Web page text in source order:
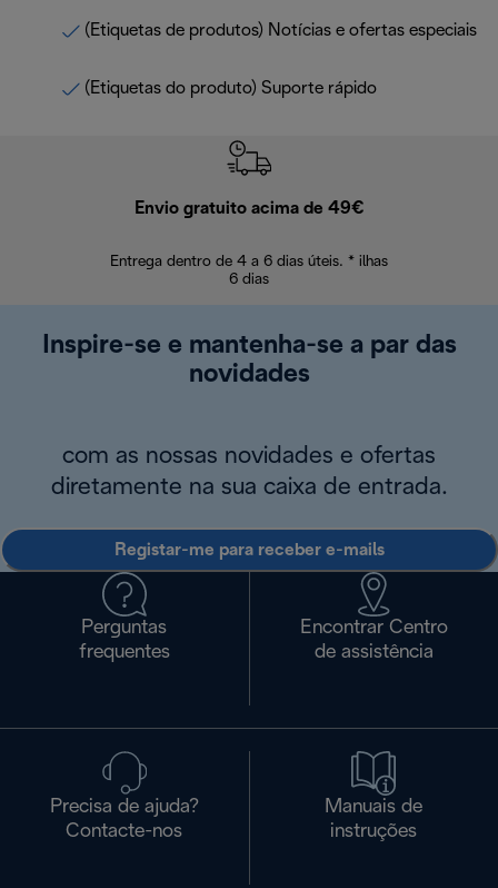
(Etiquetas de produtos) Notícias e ofertas especiais
(Etiquetas do produto) Suporte rápido
Envio gratuito acima de 49€
Entrega dentro de 4 a 6 dias úteis. * ilhas
6 dias
Inspire-se e mantenha-se a par das
novidades
com as nossas novidades e ofertas
diretamente na sua caixa de entrada.
Registar-me para receber e-mails
Perguntas
frequentes
Encontrar Centro
de assistência
Precisa de ajuda?
Contacte-nos
Manuais de
instruções